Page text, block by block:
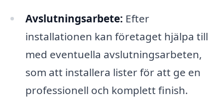
Avslutningsarbete: Efter
installationen kan företaget hjälpa till
med eventuella avslutningsarbeten,
som att installera lister för att ge en
professionell och komplett finish.